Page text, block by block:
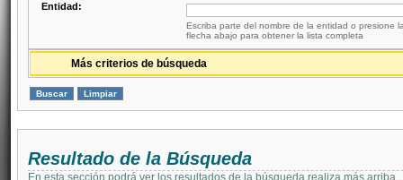
Entidad:
Escriba parte del nombre de la entidad o presione
flecha abajo para obtener la lista completa
Más criterios de búsqueda
Resultado de la Búsqueda
En esta sección podrá ver los resultados de la búsqueda realiza más arriba